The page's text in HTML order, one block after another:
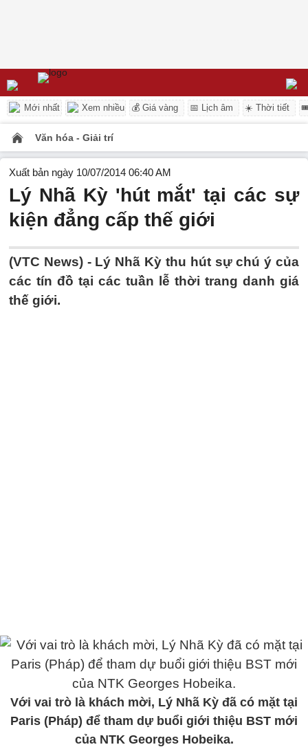
Mới nhất Xem nhiều 💰 Giá vàng 📅 Lịch âm ☀️ Thời tiết
Văn hóa - Giải trí
Xuất bản ngày 10/07/2014 06:40 AM
Lý Nhã Kỳ 'hút mắt' tại các sự
kiện đẳng cấp thế giới
(VTC News) - Lý Nhã Kỳ thu hút sự chú ý của
các tín đồ tại các tuần lễ thời trang danh giá
thế giới.
Với vai trò là khách mời, Lý Nhã Kỳ đã có mặt tại
Paris (Pháp) để tham dự buổi giới thiệu BST mới
của NTK Georges Hobeika.